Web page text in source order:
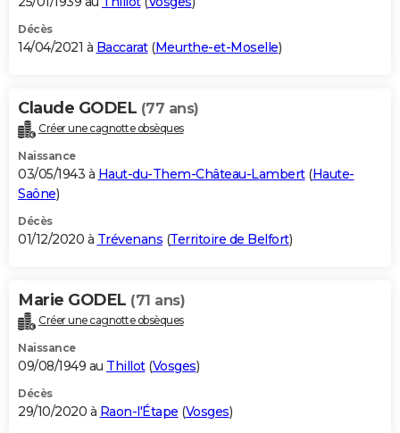
Décès
14/04/2021 à Baccarat(Meurthe-et-Moselle)
Claude GODEL (77 ans)
Créer une cagnotte obsèques
Naissance
03/05/1943 à Haut-du-Them-Château-Lambert(Haute-
Saône)
Décès
01/12/2020 à Trévenans (Territoire de Belfort)
Marie GODEL (71 ans)
Créer une cagnotte obsèques
Naissance
09/08/1949 au Thillot(Vosges)
Décès
29/10/2020 à Raon-l'Étape (Vosges)